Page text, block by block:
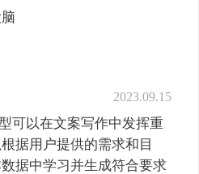
2023.09.15
可以在文案写作中发挥重
据用户提供的需求和目
据中学习并生成符合要求